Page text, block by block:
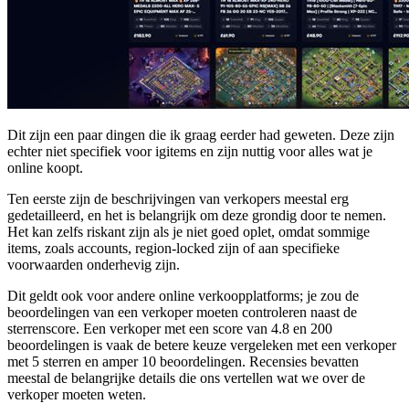
Dit zijn een paar dingen die ik graag eerder had geweten. Deze zijn
echter niet specifiek voor igitems en zijn nuttig voor alles wat je
online koopt.
Ten eerste zijn de beschrijvingen van verkopers meestal erg
gedetailleerd, en het is belangrijk om deze grondig door te nemen.
Het kan zelfs riskant zijn als je niet goed oplet, omdat sommige
items, zoals accounts, region-locked zijn of aan specifieke
voorwaarden onderhevig zijn.
Dit geldt ook voor andere online verkoopplatforms; je zou de
beoordelingen van een verkoper moeten controleren naast de
sterrenscore. Een verkoper met een score van 4.8 en 200
beoordelingen is vaak de betere keuze vergeleken met een verkoper
met 5 sterren en amper 10 beoordelingen. Recensies bevatten
meestal de belangrijke details die ons vertellen wat we over de
verkoper moeten weten.